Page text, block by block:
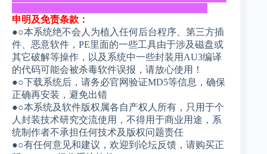
申明及免责条款：
●○本系统绝不会人为植入任何后台程序、第三方插
件、恶意软件，PE里面的一些工具由于涉及磁盘或
其它破解等操作，以及系统中一些封装用AU3编译
的代码可能会被杀毒软件误报，请放心使用！
●○下载系统后，请务必官网验证MD5等信息，确保
正确再安装，避免出错
●○本系统及软件版权属各自产权人所有，只用于个
人封装技术研究交流使用，不得用于商业用途，系
统制作者不承担任何技术及版权问题责任
●○有任何意见和建议，欢迎到论坛反馈，请购买正